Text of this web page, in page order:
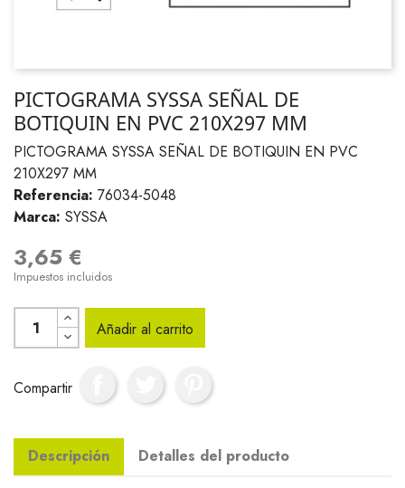
PICTOGRAMA SYSSA SEÑAL DE
BOTIQUIN EN PVC 210X297 MM
PICTOGRAMA SYSSA SEÑAL DE BOTIQUIN EN PVC
210X297 MM
Referencia: 76034-5048
Marca: SYSSA
3,65 €
Impuestos incluidos
Añadir al carrito
Compartir
Descripción Detalles del producto